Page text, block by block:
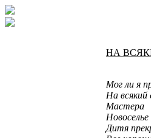
НА
Мог ли я
На всякий
Мастера
Новоселье
Дитя